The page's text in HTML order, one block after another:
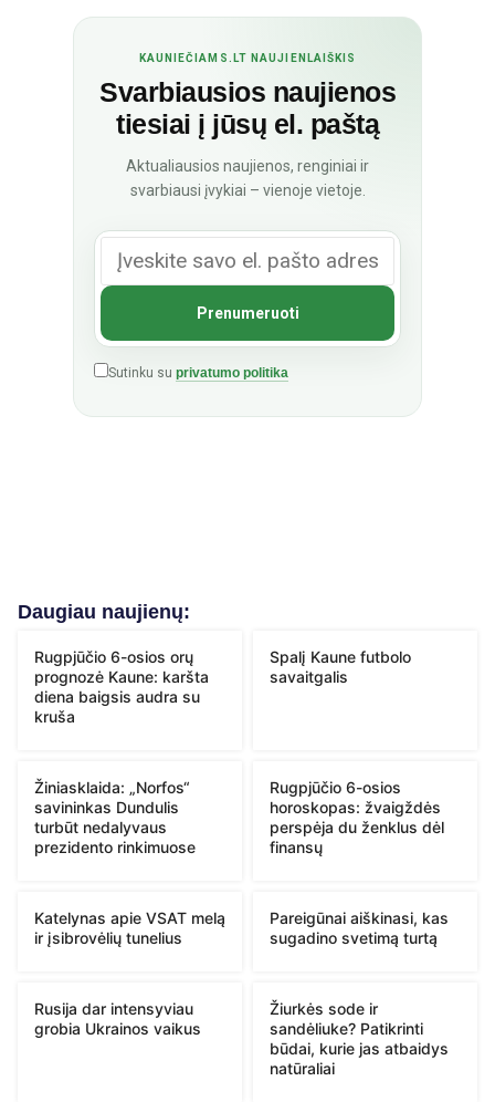
KAUNIEČIAMS.LT NAUJIENLAIŠKIS
Svarbiausios naujienos
tiesiai į jūsų el. paštą
Aktualiausios naujienos, renginiai ir
svarbiausi įvykiai – vienoje vietoje.
Sutinku su privatumo politika
Daugiau naujienų:
Rugpjūčio 6-osios orų
prognozė Kaune: karšta
diena baigsis audra su
kruša
Spalį Kaune futbolo
savaitgalis
Žiniasklaida: „Norfos“
savininkas Dundulis
turbūt nedalyvaus
prezidento rinkimuose
Rugpjūčio 6-osios
horoskopas: žvaigždės
perspėja du ženklus dėl
finansų
Katelynas apie VSAT melą
ir įsibrovėlių tunelius
Pareigūnai aiškinasi, kas
sugadino svetimą turtą
Rusija dar intensyviau
grobia Ukrainos vaikus
Žiurkės sode ir
sandėliuke? Patikrinti
būdai, kurie jas atbaidys
natūraliai